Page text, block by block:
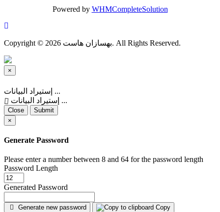
Powered by WHMCompleteSolution
Copyright © 2026 بهسازان هاست. All Rights Reserved.
×
Close
إستيراد البيانات ...
إستيراد البيانات ...
Close
Submit
×
Generate Password
Please enter a number between 8 and 64 for the password length
Password Length
Generated Password
Generate new password Copy